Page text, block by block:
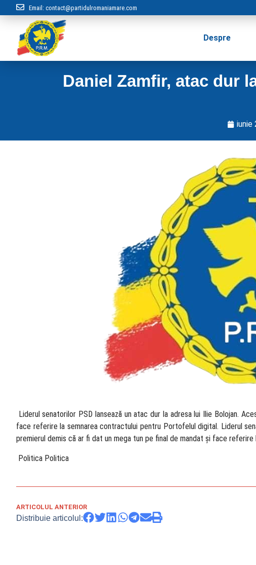
Email: contact@partidulromaniamare.com
Despre
Daniel Zamfir, atac dur
iunie
Liderul senatorilor PSD lansează un atac dur la adresa lui Ilie Bolojan.
face referire la semnarea contractului pentru Portofelul digital. Liderul
premierul demis că ar fi dat un mega tun pe final de mandat și face
​ Politica Politica
ARTICOLUL ANTERIOR
Distribuie articolul: